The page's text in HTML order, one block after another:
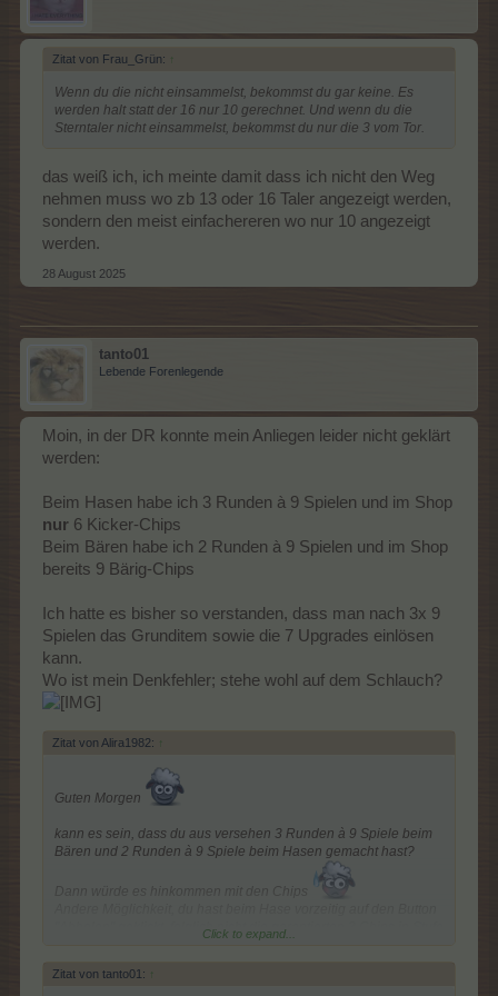
Zitat von Frau_Grün: ↑
Wenn du die nicht einsammelst, bekommst du gar keine. Es
werden halt statt der 16 nur 10 gerechnet. Und wenn du die
Sterntaler nicht einsammelst, bekommst du nur die 3 vom Tor.
das weiß ich, ich meinte damit dass ich nicht den Weg
nehmen muss wo zb 13 oder 16 Taler angezeigt werden,
sondern den meist einfachereren wo nur 10 angezeigt
werden.
28 August 2025
tanto01
Lebende Forenlegende
Moin, in der DR konnte mein Anliegen leider nicht geklärt
werden:
Beim Hasen habe ich 3 Runden à 9 Spielen und im Shop
nur 6 Kicker-Chips
Beim Bären habe ich 2 Runden à 9 Spielen und im Shop
bereits 9 Bärig-Chips
Ich hatte es bisher so verstanden, dass man nach 3x 9
Spielen das Grunditem sowie die 7 Upgrades einlösen
kann.
Wo ist mein Denkfehler; stehe wohl auf dem Schlauch?
Zitat von Alira1982: ↑
Guten Morgen
kann es sein, dass du aus versehen 3 Runden à 9 Spiele beim
Bären und 2 Runden à 9 Spiele beim Hasen gemacht hast?
Dann würde es hinkommen mit den Chips
"Abholen" geklickt, folglich nicht die garantierten 3 Chips in Stufe
8 und oder 9 erhalten und bist somit wieder mit Stufe 0 gestartet.
Ballpumpen die Stufe erhöht,
Click to expand...
Zitat von tanto01: ↑